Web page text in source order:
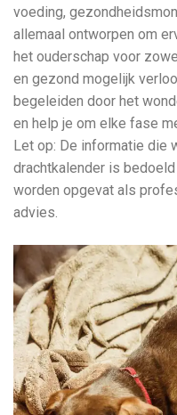
voeding,
allemaal ontworpen om
het ouderschap voor
en gezond mogelijk
begeleiden door het
en help je om elke fase
Let op: De informatie die
drachtkalender is
worden opgevat als
advies.